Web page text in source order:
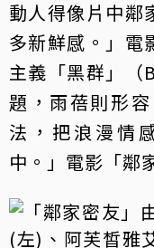
動人得像片中鄰
多新鮮感。」電
主義「黑群」（
題，雨蓓則形
法，把浪漫情
中。」電影「鄰